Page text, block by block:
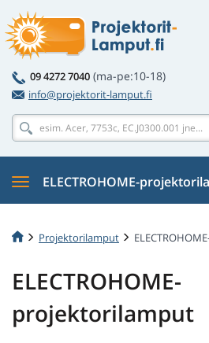
09 4272 7040 (ma-pe:10-18)
info@projektorit-lamput.fi
ELECTROHOME-
Projektorilamput
ELECTROHOME-
projektorilamput